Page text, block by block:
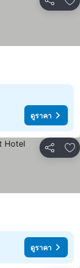
แชร์ เ
ดูราคา
แชร์ เ
ดูราคา